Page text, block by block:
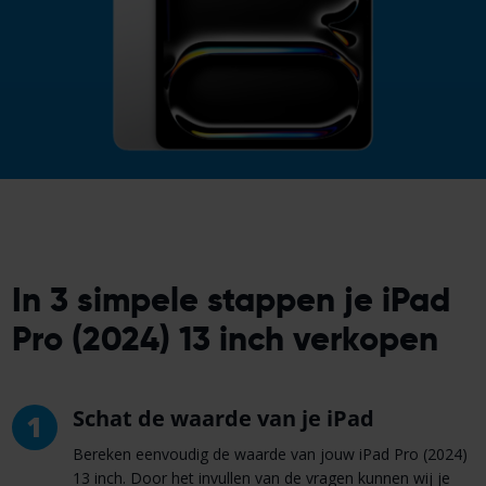
In 3 simpele stappen je iPad
Pro (2024) 13 inch verkopen
1 Schat de waarde van je iPad
Bereken eenvoudig de waarde van jouw iPad Pro (2024)
13 inch. Door het invullen van de vragen kunnen wij je